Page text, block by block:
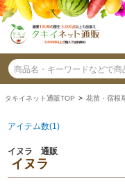
タキイネット通販TOP > 花苗・宿根
アイテム数(1)
イヌラ 通販
イヌラ